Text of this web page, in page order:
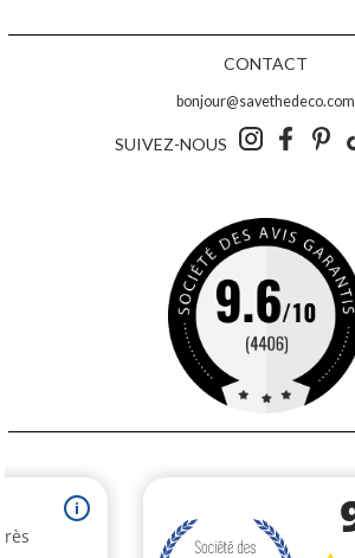
CONTACT
bonjour@savethedeco.com
SUIVEZ-NOUS